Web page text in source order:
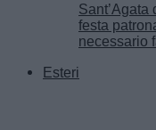
Sant’Agata
festa
necessario
Esteri